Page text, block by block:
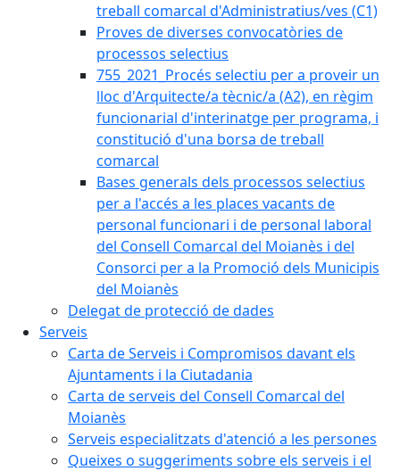
treball comarcal d'Administratius/ves (C1)
Proves de diverses convocatòries de
processos selectius
755_2021_Procés selectiu per a proveir un
lloc d'Arquitecte/a tècnic/a (A2), en règim
funcionarial d'interinatge per programa, i
constitució d'una borsa de treball
comarcal
Bases generals dels processos selectius
per a l'accés a les places vacants de
personal funcionari i de personal laboral
del Consell Comarcal del Moianès i del
Consorci per a la Promoció dels Municipis
del Moianès
Delegat de protecció de dades
Serveis
Carta de Serveis i Compromisos davant els
Ajuntaments i la Ciutadania
Carta de serveis del Consell Comarcal del
Moianès
Serveis especialitzats d'atenció a les persones
Queixes o suggeriments sobre els serveis i el